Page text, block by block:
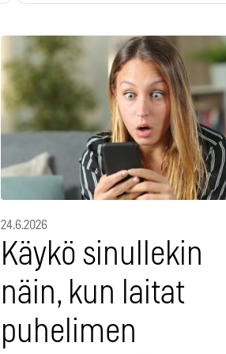
24.6.2026
Käykö sinullekin
näin, kun laitat
puhelimen